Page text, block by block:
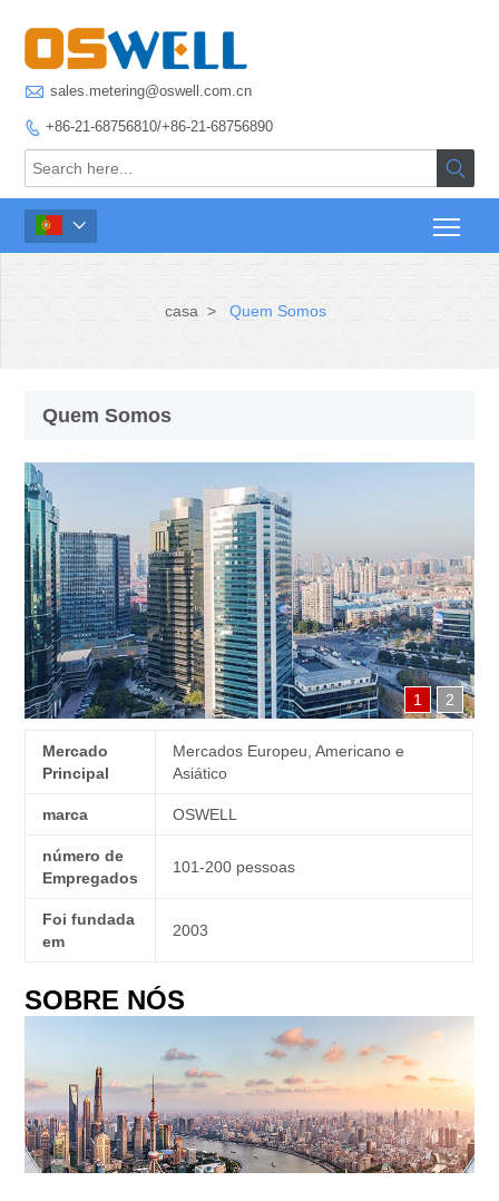
 sales.metering@oswell.com.cn
 +86-21-68756810/+86-21-68756890


casa > Quem Somos
Quem Somos
1 2
Mercado
Principal
Mercados Europeu, Americano e
Asiático
marca OSWELL
número de
Empregados
101-200 pessoas
Foi fundada
em
2003
SOBRE NÓS